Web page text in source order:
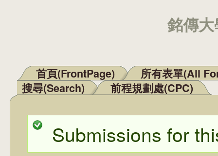
銘傳
Main menu
首頁(FrontPage)
所有表單(All
搜尋(Search)
前程規劃處(CPC)
Status message
Submissions for